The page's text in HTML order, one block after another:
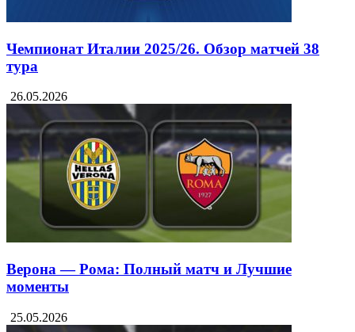
Чемпионат Италии 2025/26. Обзор матчей 38
тура
26.05.2026
Верона — Рома: Полный матч и Лучшие
моменты
25.05.2026